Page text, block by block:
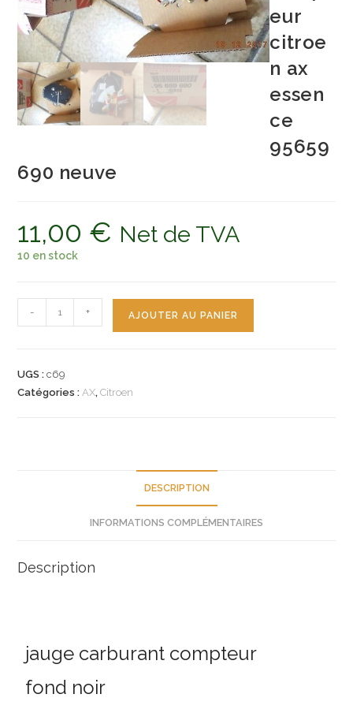
eur
citroe
n ax
essen
ce
95659
690 neuve
11,00 € Net de TVA
10 en stock
de
carburant
- + AJOUTER AU PANIER
UGS :c69
Catégories :AX,Citroen
DESCRIPTION
INFORMATIONS COMPLÉMENTAIRES
Description
jauge carburant compteur
fond noir